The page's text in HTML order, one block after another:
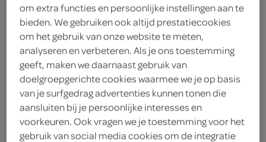
ingrediënten
1 eetlepel poedersuiker
125 gram blauwe bessen
150 gram roomkaas
om extra functies en persoonlijke instellingen aan te
bieden. We gebruiken ook altijd prestatiecookies
om het gebruik van onze website te meten,
analyseren en verbeteren. Als je ons toestemming
geeft, maken we daarnaast gebruik van
doelgroepgerichte cookies waarmee we je op basis
van je surfgedrag advertenties kunnen tonen die
aansluiten bij je persoonlijke interesses en
voorkeuren. Ook vragen we je toestemming voor het
gebruik van social media cookies om de integratie